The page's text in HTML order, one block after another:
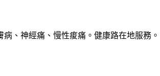
、神經痛、慢性痠痛。健康路在地服務。